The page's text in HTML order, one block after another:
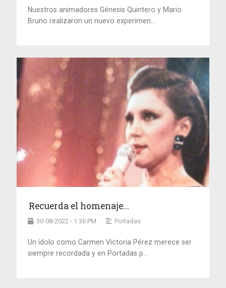
Nuestros animadores Génesis Quintero y Mario
Bruno realizaron un nuevo experimen...
Recuerda el homenaje...
30-08-2022 - 1:36 PM Portadas
Un ídolo como Carmen Victoria Pérez merece ser
siempre recordada y en Portadas p...